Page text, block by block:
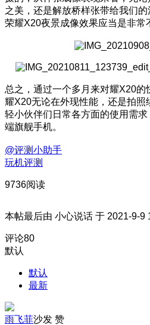
之美，还是解放桥样张带给我们
荣耀X20夜景成像效果应当是非常
总之，通过一个多月来对耀X20
耀X20无论在外现性能，还是拍
轻小伙伴们日常各方面的使用需
端旗舰手机。
@评测小助手
玩机评测
9736阅读
本帖最后由 小心说话 于 2021-9-9
评论80
默认
默认
最新
雨飞菲沙发 赞